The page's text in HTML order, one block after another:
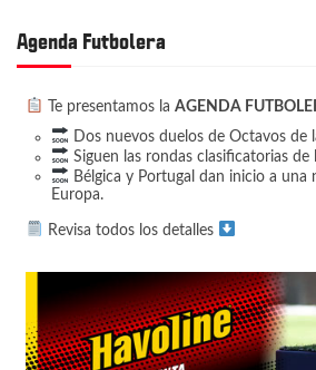
Agenda Futbolera
Te presentamos la AGENDA
Dos nuevos duelos de Octavos de
Siguen las rondas clasificatorias de
Bélgica y Portugal dan inicio a una
Europa.
Revisa todos los detalles